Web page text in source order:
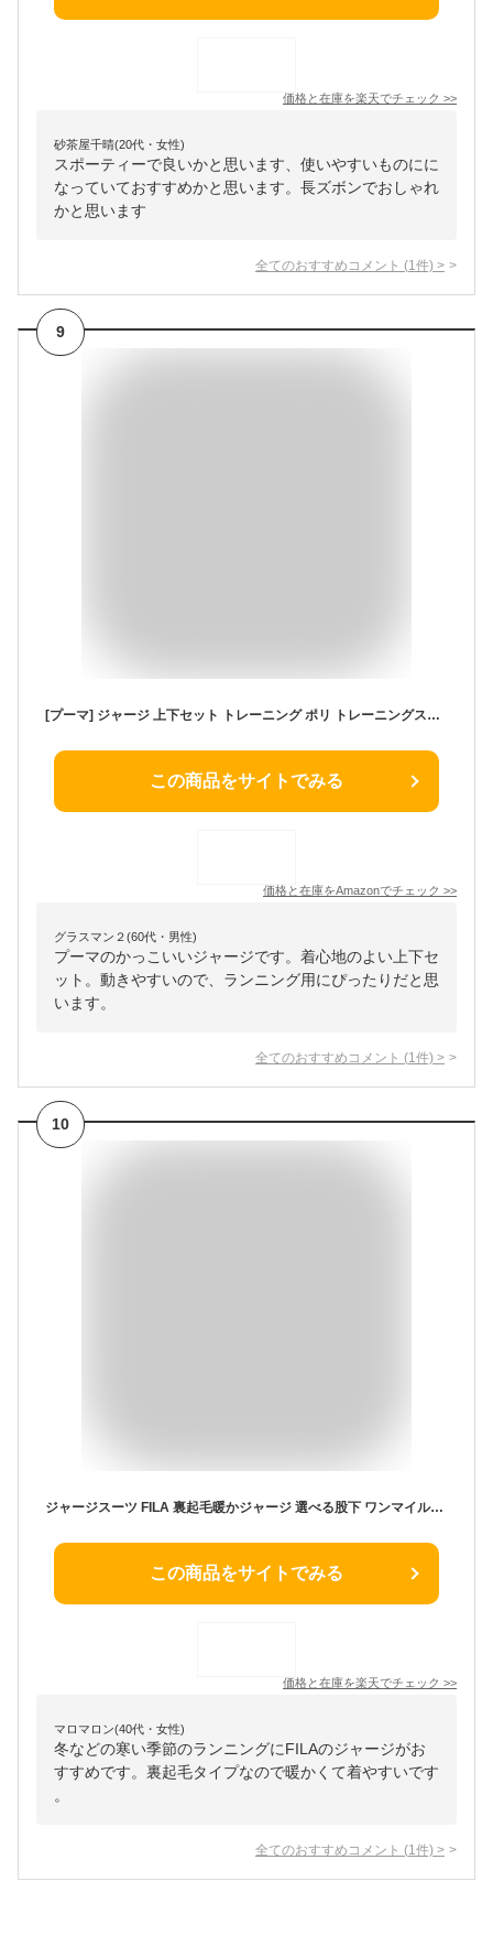
価格と在庫を楽天でチェック >>
砂茶屋千晴(20代・女性)
スポーティーで良いかと思います、使いやすいものにに
なっていておすすめかと思います。長ズボンでおしゃれ
かと思います
全てのおすすめコメント (1 件) >
9
[プーマ] ジャージ 上下セット トレーニング ポリ トレーニングスーツ 678477 メンズ For All Time レッド(11) M
この商品をサイトでみる
価格と在庫をAmazonでチェック >>
グラスマン２(60代・男性)
プーマのかっこいいジャージです。着心地のよい上下セ
ット。動きやすいので、ランニング用にぴったりだと思
います。
全てのおすすめコメント (1 件) >
10
ジャージスーツ FILA 裏起毛暖かジャージ 選べる股下 ワンマイルウェア 前ファスナー 秋冬 40代 50代 60代 957868
この商品をサイトでみる
価格と在庫を楽天でチェック >>
マロマロン(40代・女性)
冬などの寒い季節のランニングにFILAのジャージがお
すすめです。裏起毛タイプなので暖かくて着やすいです
。
全てのおすすめコメント (1 件) >